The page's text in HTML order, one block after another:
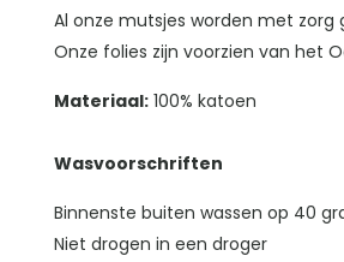
Al onze mutsjes worden met zorg
Onze folies zijn voorzien van het
Materiaal:100% katoen
Wasvoorschriften
Binnenste buiten wassen op 40
Niet drogen in een droger